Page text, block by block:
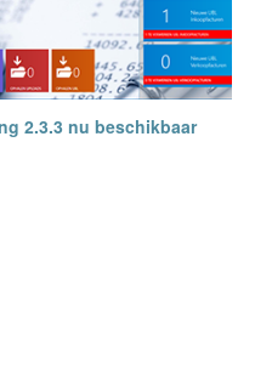
2.3.3 nu beschikbaar